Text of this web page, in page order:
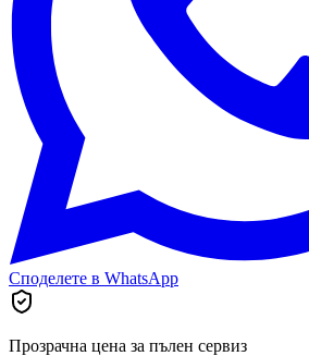
Споделете в WhatsApp
Прозрачна цена за пълен сервиз